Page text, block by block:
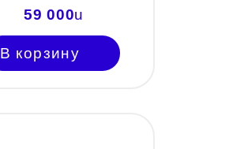
59 000u
В корзину